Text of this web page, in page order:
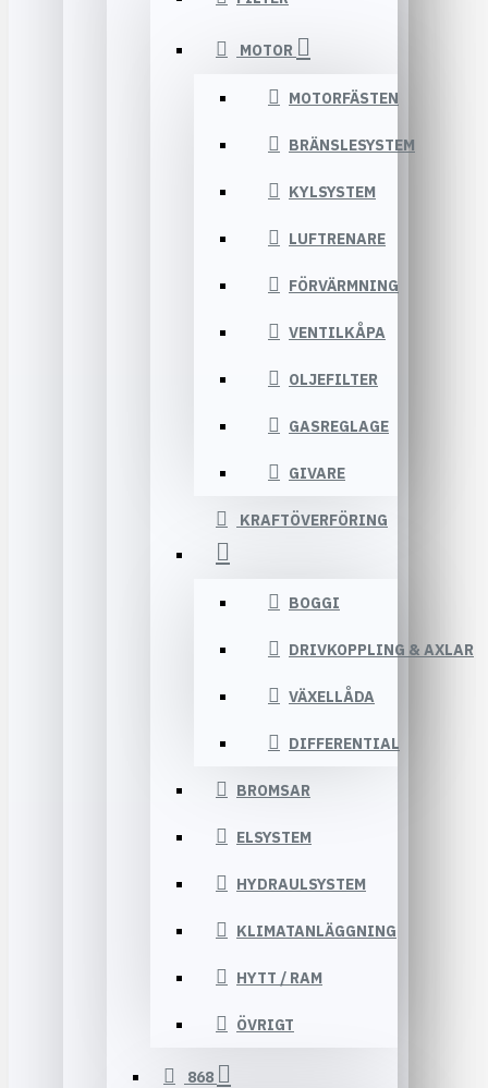
MOTOR
MOTORFÄSTEN
BRÄNSLESYSTEM
KYLSYSTEM
LUFTRENARE
FÖRVÄRMNING
VENTILKÅPA
OLJEFILTER
GASREGLAGE
GIVARE
KRAFTÖVERFÖRING
BOGGI
DRIVKOPPLING & AXLAR
VÄXELLÅDA
DIFFERENTIAL
BROMSAR
ELSYSTEM
HYDRAULSYSTEM
KLIMATANLÄGGNING
HYTT / RAM
ÖVRIGT
868